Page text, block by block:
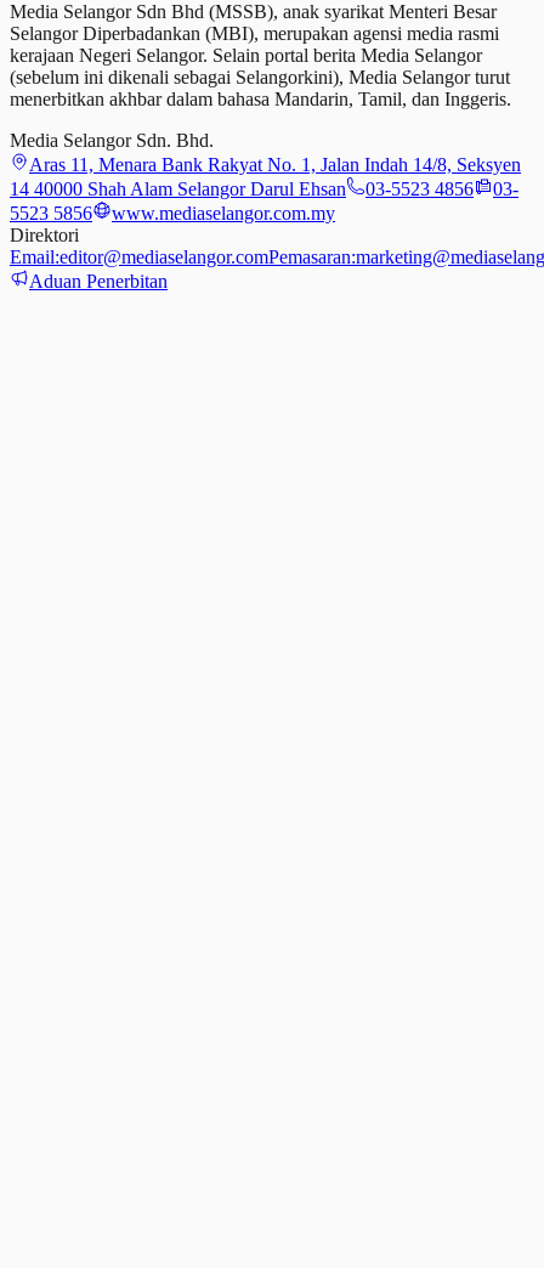
Media Selangor Sdn Bhd (MSSB), anak syarikat Menteri Besar
Selangor Diperbadankan (MBI), merupakan agensi media rasmi
kerajaan Negeri Selangor. Selain portal berita Media Selangor
(sebelum ini dikenali sebagai Selangorkini), Media Selangor turut
menerbitkan akhbar dalam bahasa Mandarin, Tamil, dan Inggeris.
Media Selangor Sdn. Bhd.
Aras 11, Menara Bank Rakyat No. 1, Jalan Indah 14/8, Seksyen
14 40000 Shah Alam Selangor Darul Ehsan
03-5523 4856
03-
5523 5856
www.mediaselangor.com.my
Direktori
Email:editor@mediaselangor.comPemasaran:
Aduan Penerbitan